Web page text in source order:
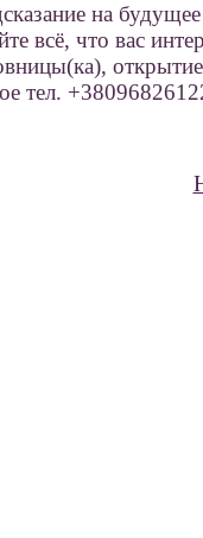
на
всё, что вас
тел.